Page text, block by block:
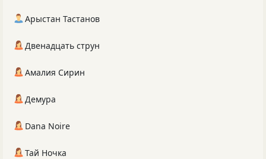
Арыстан Тастанов
Двенадцать струн
Амалия Сирин
Демура
Dana Noire
Тай Ночка